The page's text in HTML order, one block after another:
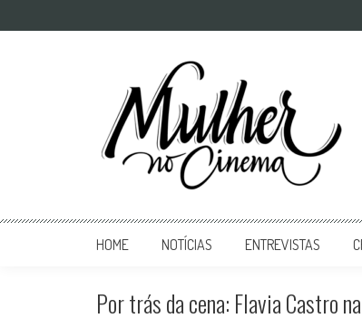
Mulher no Cinema
HOME NOTÍCIAS ENTREVISTAS
Por trás da cena: Flavia Castro